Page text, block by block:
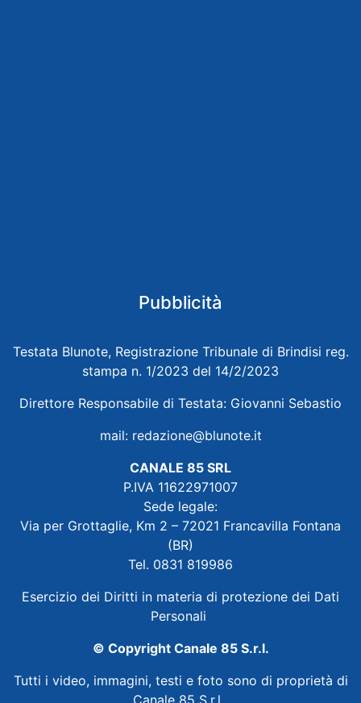
Pubblicità
Testata Blunote, Registrazione Tribunale di Brindisi reg.
stampa n. 1/2023 del 14/2/2023
Direttore Responsabile di Testata: Giovanni Sebastio
mail: redazione@blunote.it
CANALE 85 SRL
P.IVA 11622971007
Sede legale:
Via per Grottaglie, Km 2 – 72021 Francavilla Fontana
(BR)
Tel. 0831 819986
Esercizio dei Diritti in materia di protezione dei Dati
Personali
© Copyright Canale 85 S.r.l.
Tutti i video, immagini, testi e foto sono di proprietà di
Canale 85 S.r.l.